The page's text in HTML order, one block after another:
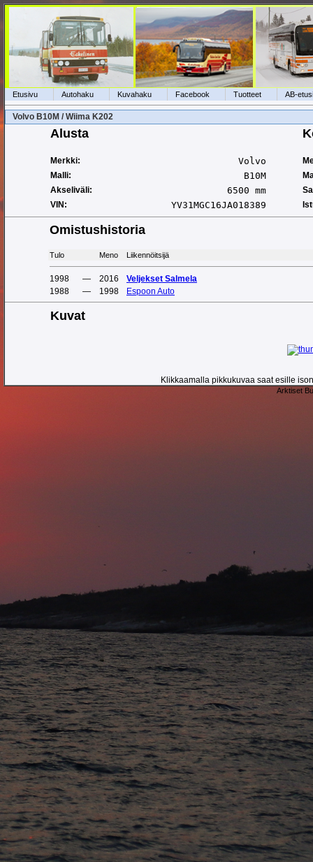
Etusivu Autohaku Kuvahaku Facebook Tuotteet AB-
Volvo B10M / Wiima K202
Alusta
Merkki: Volvo
Malli:
B10M
Akseliväli:
6500 mm
VIN:
YV31MGC16JA018389
Omistushistoria
Tulo Meno Liikennöitsijä
1998 — 2016
Veljekset Salmela
1988
— 1998 Espoon Auto
Kuvat
Klikkaamalla pikkukuvaa saat esille
Arktiset